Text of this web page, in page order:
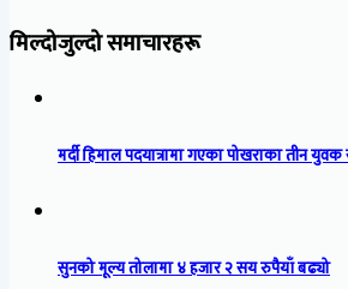
मिल्दोजुल्दो समाचारहरू
मर्दी हिमाल पदयात्रामा गएका पोखराका तीन युवक
सुनको मूल्य तोलामा ४ हजार २ सय रुपैयाँ बढ्यो